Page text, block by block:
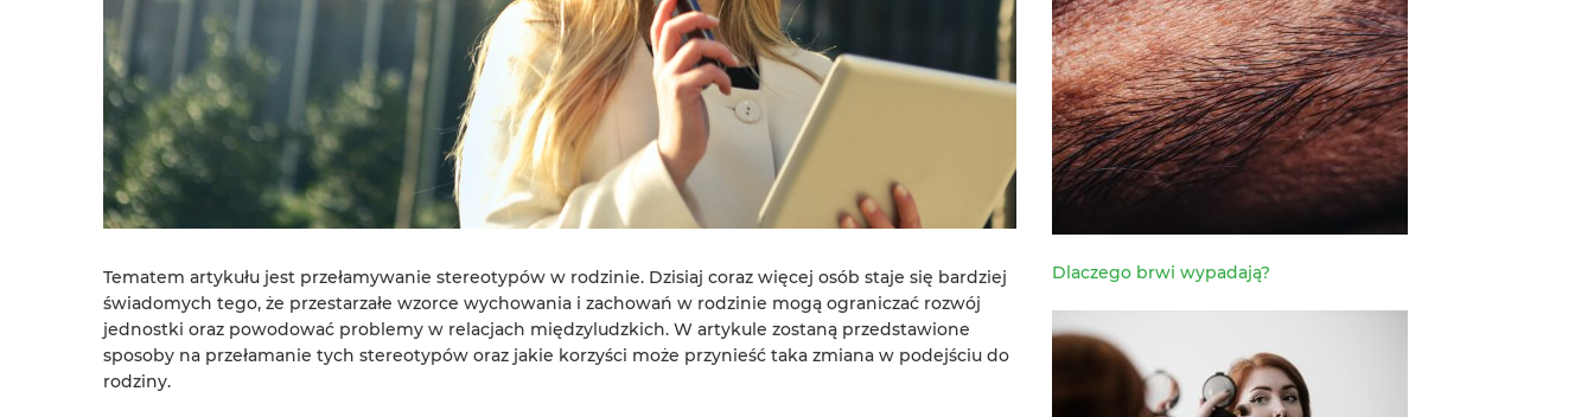
Tematem artykułu jest przełamywanie stereotypów w rodzinie. Dzisiaj coraz więcej osób staje się bardziej
świadomych tego, że przestarzałe wzorce wychowania i zachowań w rodzinie mogą ograniczać rozwój
jednostki oraz powodować problemy w relacjach międzyludzkich. W artykule zostaną przedstawione
sposoby na przełamanie tych stereotypów oraz jakie korzyści może przynieść taka zmiana w podejściu do
rodziny.
Dlaczego brwi wypadają?